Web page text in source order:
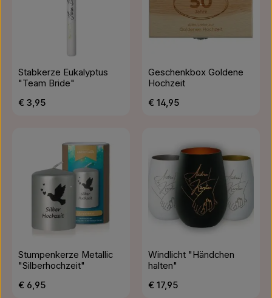
Stabkerze Eukalyptus
"Team Bride"
Regulärer Preis:
€ 3,95
Geschenkbox Goldene
Hochzeit
Regulärer Preis:
€ 14,95
Stumpenkerze Metallic
"Silberhochzeit"
Regulärer Preis:
€ 6,95
Windlicht "Händchen
halten"
Regulärer Preis:
€ 17,95